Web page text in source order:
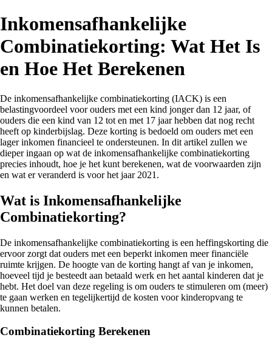
Inkomensafhankelijke
Combinatiekorting: Wat Het Is
en Hoe Het Berekenen
De inkomensafhankelijke combinatiekorting (IACK) is een
belastingvoordeel voor ouders met een kind jonger dan 12 jaar, of
ouders die een kind van 12 tot en met 17 jaar hebben dat nog recht
heeft op kinderbijslag. Deze korting is bedoeld om ouders met een
lager inkomen financieel te ondersteunen. In dit artikel zullen we
dieper ingaan op wat de inkomensafhankelijke combinatiekorting
precies inhoudt, hoe je het kunt berekenen, wat de voorwaarden zijn
en wat er veranderd is voor het jaar 2021.
Wat is Inkomensafhankelijke
Combinatiekorting?
De inkomensafhankelijke combinatiekorting is een heffingskorting die
ervoor zorgt dat ouders met een beperkt inkomen meer financiële
ruimte krijgen. De hoogte van de korting hangt af van je inkomen,
hoeveel tijd je besteedt aan betaald werk en het aantal kinderen dat je
hebt. Het doel van deze regeling is om ouders te stimuleren om (meer)
te gaan werken en tegelijkertijd de kosten voor kinderopvang te
kunnen betalen.
Combinatiekorting Berekenen